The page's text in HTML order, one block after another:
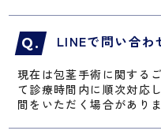
LINEで問い合わ
現在は包茎手術に関する
て診療時間内に順次対応
間をいただく場合がありま